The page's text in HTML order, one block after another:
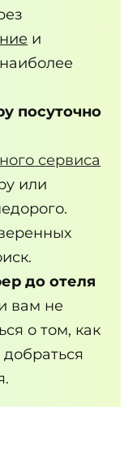
и
посуточно
сервиса
или
до отеля
вам не
о том, как